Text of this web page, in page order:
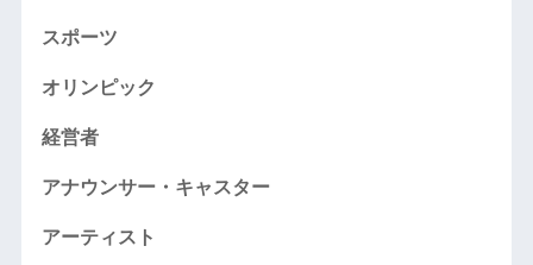
スポーツ
オリンピック
経営者
アナウンサー・キャスター
アーティスト